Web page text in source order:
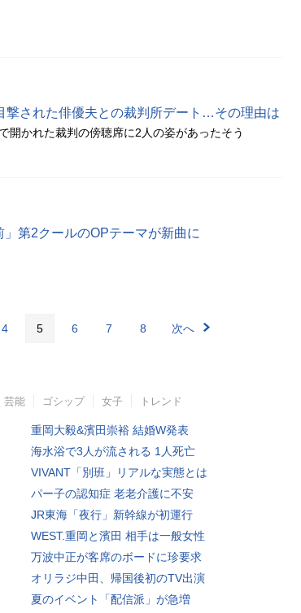
撃された俳優夫との裁判所デート…その理由は
開かれた裁判の傍聴席に2人の姿があったそう
」第2クールのOPテーマが新曲に
4 5 6 7 8 次へ
芸能 ゴシップ 女子 トレンド
重岡大毅&濱田崇裕 結婚W発表
海水浴で3人が流される 1人死亡
VIVANT「別班」リアルな実態とは
パー子の認知症 老老介護に不安
JR東海「夜行」新幹線が初運行
WEST.重岡と濱田 相手は一般女性
万波中正が客席のボードに珍要求
オリラジ中田、帰国後初のTV出演
夏のイベント「配信派」が急増